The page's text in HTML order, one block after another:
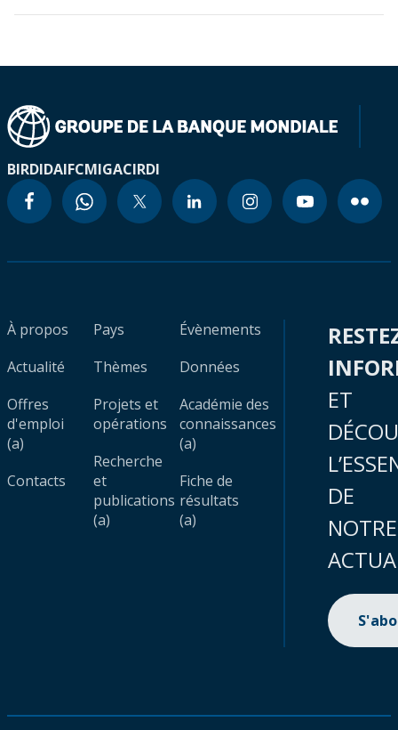
BIRDIDAIFCMIGACIRDI
À propos
Actualité
Offres
d'emploi
(a)
Contacts
Pays
Thèmes
Projets et
opérations
Recherche
et
publications
(a)
Évènements
Données
Académie des
connaissances
(a)
Fiche de
résultats
(a)
ET
DE
NOTRE